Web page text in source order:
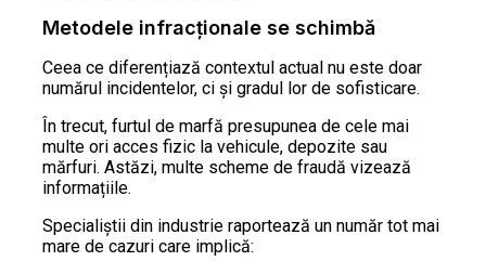
Metodele infracționale se schimbă
Ceea ce diferențiază contextul actual nu este doar
numărul incidentelor, ci și gradul lor de sofisticare.
În trecut, furtul de marfă presupunea de cele mai
multe ori acces fizic la vehicule, depozite sau
mărfuri. Astăzi, multe scheme de fraudă vizează
informațiile.
Specialiștii din industrie raportează un număr tot mai
mare de cazuri care implică: